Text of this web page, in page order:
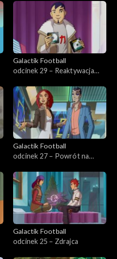
Galactik Football
odcinek 29 – Reaktywacja
Galactik Football
odcinek 27 – Powrót na
Galactik Football
odcinek 25 – Zdrajca